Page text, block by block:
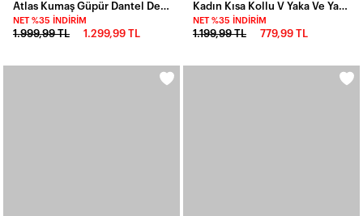
NET %35 İNDIRIM
1.999,99 TL 1.299,99 TL
NET %35 İNDIRIM
1.199,99 TL 779,99 TL